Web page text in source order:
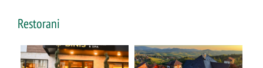
Restorani